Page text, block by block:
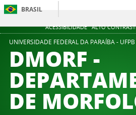
ACESSIBILIDADE ALTO
BRASIL
UNIVERSIDADE FEDERAL DA PARAÍBA - UFPB
DMORF -
DE